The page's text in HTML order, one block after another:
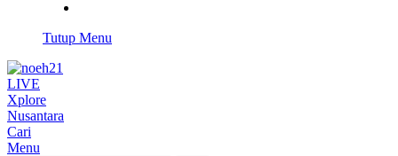
Tutup Menu
LIVE
Xplore
Nusantara
Cari
Menu